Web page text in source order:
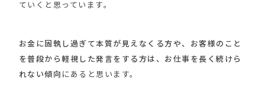
ていくと思っています。
お金に固執し過ぎて本質が見えなくる方や、お客様のこと
を普段から軽視した発言をする方は、お仕事を長く続けら
れない傾向 にあると思います。